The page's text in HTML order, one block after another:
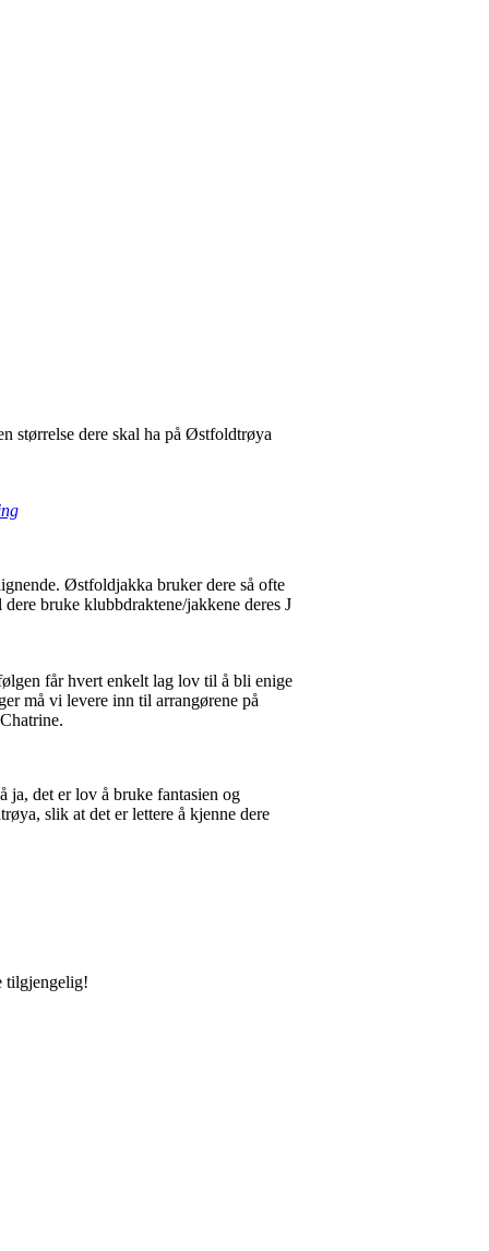
størrelse dere skal ha på Østfoldtrøya
Østfoldjakka bruker dere så ofte
bruke klubbdraktene/jakkene deres J
får hvert enkelt lag lov til å bli enige
må vi levere inn til arrangørene på
ja, det er lov å bruke fantasien og
slik at det er lettere å kjenne dere
tilgjengelig!